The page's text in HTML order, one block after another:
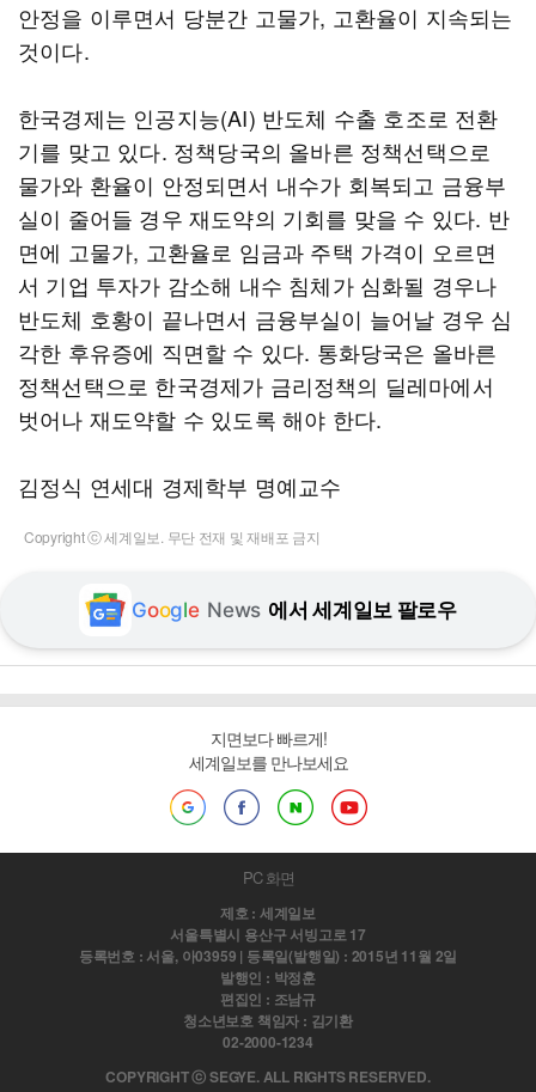
안정을 이루면서 당분간 고물가, 고환율이 지속되는
것이다.
한국경제는 인공지능(AI) 반도체 수출 호조로 전환
기를 맞고 있다. 정책당국의 올바른 정책선택으로
물가와 환율이 안정되면서 내수가 회복되고 금융부
실이 줄어들 경우 재도약의 기회를 맞을 수 있다. 반
면에 고물가, 고환율로 임금과 주택 가격이 오르면
서 기업 투자가 감소해 내수 침체가 심화될 경우나
반도체 호황이 끝나면서 금융부실이 늘어날 경우 심
각한 후유증에 직면할 수 있다. 통화당국은 올바른
정책선택으로 한국경제가 금리정책의 딜레마에서
벗어나 재도약할 수 있도록 해야 한다.
김정식 연세대 경제학부 명예교수
Copyright ⓒ 세계일보. 무단 전재 및 재배포 금지
Google News 에서 세계일보 팔로우
지면보다 빠르게!
세계일보를 만나보세요
PC 화면
제호 : 세계일보
서울특별시 용산구 서빙고로 17
등록번호 : 서울, 아03959 | 등록일(발행일) : 2015년 11월 2일
발행인 : 박정훈
편집인 : 조남규
청소년보호 책임자 : 김기환
02-2000-1234
COPYRIGHT ⓒ SEGYE. ALL RIGHTS RESERVED.